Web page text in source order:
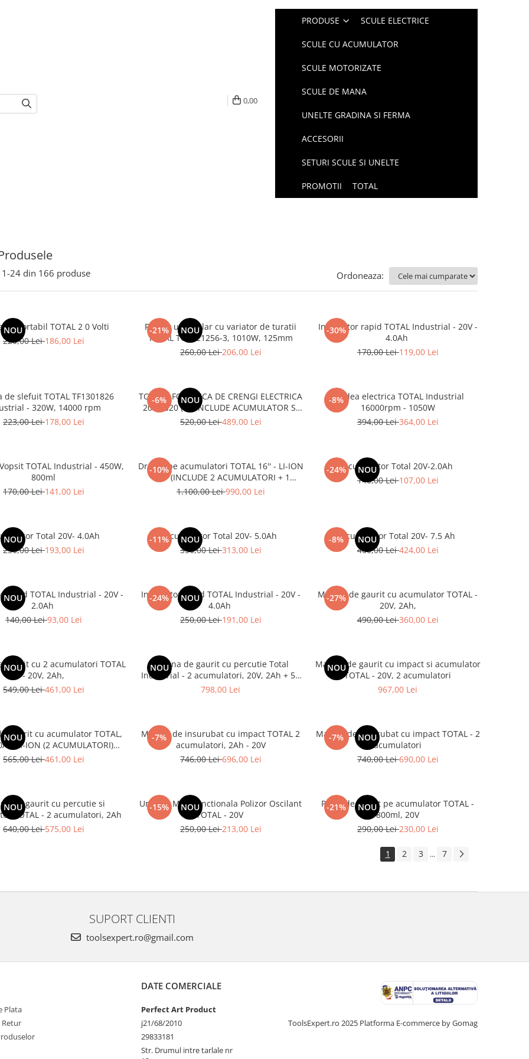
0,00
PRODUSE SCULE ELECTRICE
SCULE CU ACUMULATOR
SCULE MOTORIZATE
SCULE DE MANA
UNELTE GRADINA SI FERMA
ACCESORII
SETURI SCULE SI UNELTE
PROMOTII TOTAL
1-24 din 166 produse Ordoneaza:
NOUportabil TOTAL 2 0 Volti
220,00 Lei186,00 Lei
-21% NOU
Polizor unghiular cu variator de turatii
TOTAL TG1121256-3, 1010W, 125mm
260,00 Lei206,00 Lei
-30%
Incarcator rapid TOTAL Industrial - 20V -
4.0Ah
170,00 Lei119,00 Lei
de slefuit TOTAL TF1301826
- 320W, 14000 rpm
223,00 Lei178,00 Lei
-6% NOU
TOTAL - FOARFECA DE CRENGI ELECTRICA
20V PS20 (NUINCLUDE ACUMULATOR SI
INCARCATOR)
520,00 Lei489,00 Lei
-8%
Rindea electrica TOTAL Industrial
16000rpm - 1050W
394,00 Lei364,00 Lei
TOTAL Industrial - 450W,
800ml
170,00 Lei141,00 Lei
-10%
Drujba pe acumulatori TOTAL 16'' - LI-ION
40V (INCLUDE 2 ACUMULATORI + 1
INCARCATOR)
1.100,00 Lei990,00 Lei
-24% NOU
Acumulator Total 20V-2.0Ah
140,00 Lei107,00 Lei
NOU
Total 20V- 4.0Ah
230,00 Lei193,00 Lei
-11% NOU
Acumulator Total 20V- 5.0Ah
350,00 Lei313,00 Lei
-8% NOU
Acumulator Total 20V- 7.5 Ah
460,00 Lei424,00 Lei
NOU
rapid TOTAL Industrial - 20V -
2.0Ah
140,00 Lei93,00 Lei
-24% NOU
Incarcator rapid TOTAL Industrial - 20V -
4.0Ah
250,00 Lei191,00 Lei
-27%
Masina de gaurit cu acumulator TOTAL -
20V, 2Ah,
490,00 Lei360,00 Lei
NOU
gaurit cu 2 acumulatori TOTAL
- 20V, 2Ah,
549,00 Lei461,00 Lei
NOU
Masina de gaurit cu percutie Total
Industrial - 2 acumulatori, 20V, 2Ah + 50
accesorii
798,00 Lei
NOU
Masina de gaurit cu impact si acumulator
TOTAL - 20V, 2 acumulatori
967,00 Lei
NOU
gaurit cu acumulator TOTAL,
LI-ION (2 ACUMULATORI)
(INDUSTRIAL)
565,00 Lei461,00 Lei
-7%
Masina de insurubat cu impact TOTAL 2
acumulatori, 2Ah - 20V
746,00 Lei696,00 Lei
-7% NOU
Masina de insurubat cu impact TOTAL - 2
acumulatori
740,00 Lei690,00 Lei
NOUde gaurit cu percutie si
TOTAL - 2 acumulatori, 2Ah
640,00 Lei575,00 Lei
-15% NOU
Unealta Multifunctionala Polizor Oscilant
TOTAL - 20V
250,00 Lei213,00 Lei
-21% NOU
Pistol de vopsit pe acumulator TOTAL -
800ml, 20V
290,00 Lei230,00 Lei
1 2 3 ... 7
SUPORT CLIENTI
toolsexpert.ro@gmail.com
Plata
Retur
DATE COMERCIALE
Perfect Art Product
j21/68/2010
29833181
Str. Drumul intre tarlale nr
ToolsExpert.ro 2025 Platforma E-commerce by Gomag